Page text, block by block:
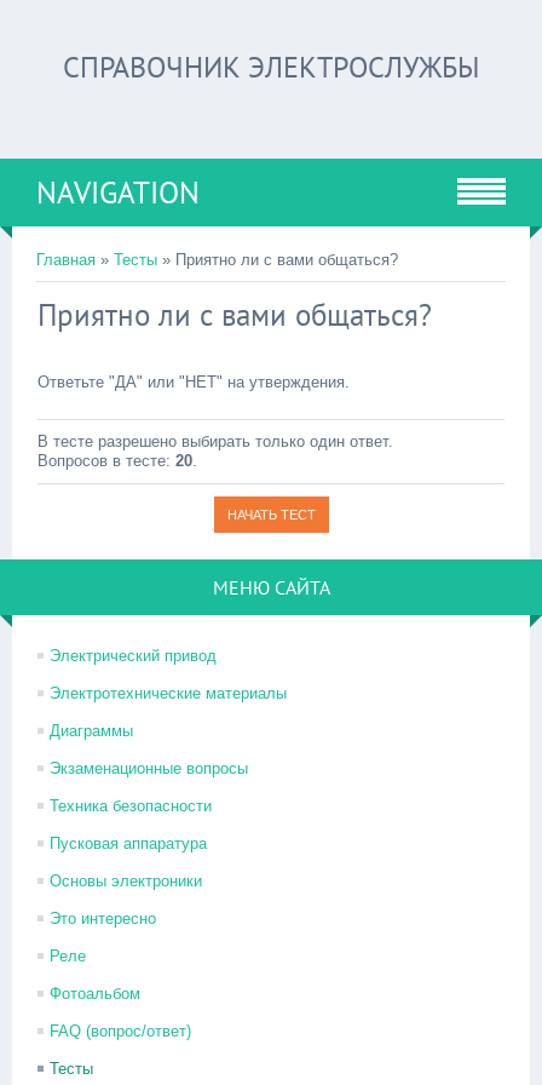
СПРАВОЧНИК ЭЛЕКТРОСЛУЖБЫ
NAVIGATION
Главная » Тесты » Приятно ли с вами общаться?
Приятно ли с вами общаться?
Ответьте "ДА" или "НЕТ" на утверждения.
В тесте разрешено выбирать только один ответ.
Вопросов в тесте: 20.
МЕНЮ САЙТА
Электрический привод
Электротехнические материалы
Диаграммы
Экзаменационные вопросы
Техника безопасности
Пусковая аппаратура
Основы электроники
Это интересно
Реле
Фотоальбом
FAQ (вопрос/ответ)
Тесты